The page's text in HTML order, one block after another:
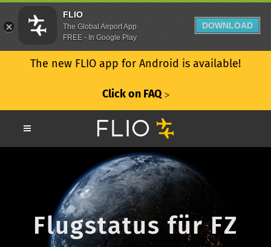
The new FLIO app for Android is available!
Click on FAQ ᐳ
Flugstatus für FZ
FLIO
The Global Airport App
FREE - In Google Play
DOWNLOAD